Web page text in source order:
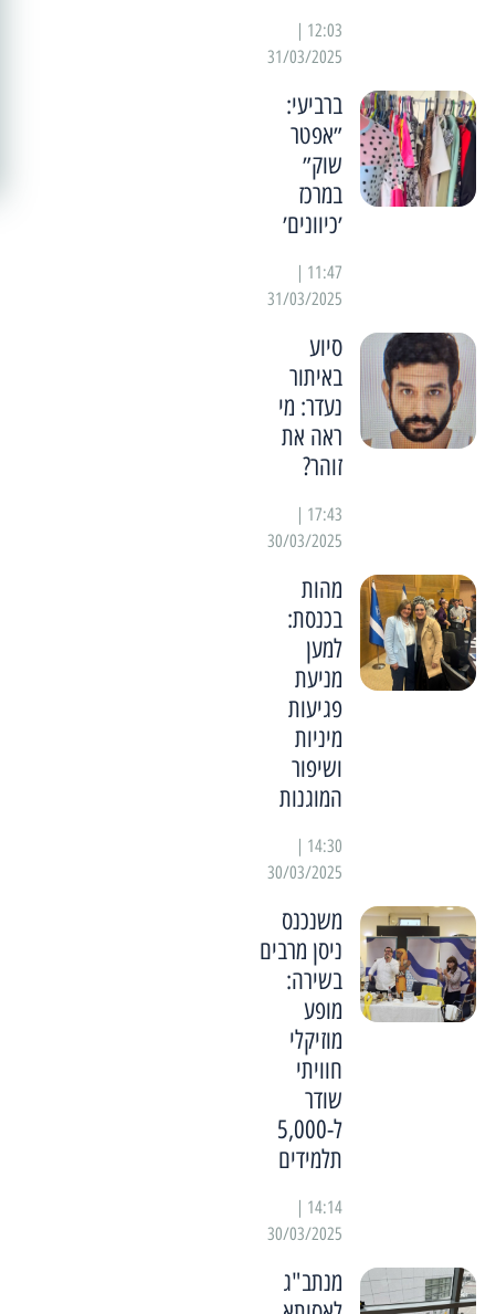
31/03/2025
ברביעי:
״אפטר
שוק״
במרכז
׳כיוונים׳
31/03/2025
סיוע
באיתור
נעדר: מי
ראה את
זוהר?
30/03/2025
מהות
בכנסת:
למען
מניעת
פגיעות
מיניות
ושיפור
המוגנות
30/03/2025
משנכנס
ניסן מרבים
בשירה:
מופע
מוזיקלי
חוויתי
שודר
ל-5,000
תלמידים
30/03/2025
מנתב"ג